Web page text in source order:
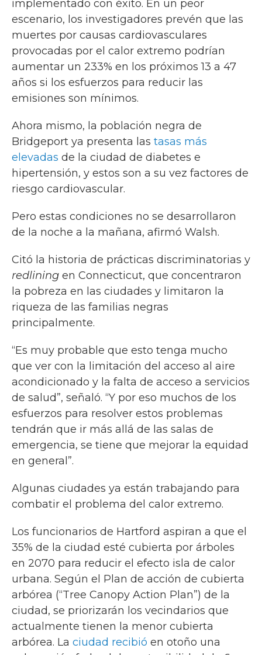
implementado con éxito. En un peor
escenario, los investigadores prevén que las
muertes por causas cardiovasculares
provocadas por el calor extremo podrían
aumentar un 233% en los próximos 13 a 47
años si los esfuerzos para reducir las
emisiones son mínimos.
Ahora mismo, la población negra de
Bridgeport ya presenta las tasas más
elevadas de la ciudad de diabetes e
hipertensión, y estos son a su vez factores de
riesgo cardiovascular.
Pero estas condiciones no se desarrollaron
de la noche a la mañana, afirmó Walsh.
Citó la historia de prácticas discriminatorias y
redlining en Connecticut, que concentraron
la pobreza en las ciudades y limitaron la
riqueza de las familias negras
principalmente.
“Es muy probable que esto tenga mucho
que ver con la limitación del acceso al aire
acondicionado y la falta de acceso a servicios
de salud”, señaló. “Y por eso muchos de los
esfuerzos para resolver estos problemas
tendrán que ir más allá de las salas de
emergencia, se tiene que mejorar la equidad
en general”.
Algunas ciudades ya están trabajando para
combatir el problema del calor extremo.
Los funcionarios de Hartford aspiran a que el
35% de la ciudad esté cubierta por árboles
en 2070 para reducir el efecto isla de calor
urbana. Según el Plan de acción de cubierta
arbórea (“Tree Canopy Action Plan”) de la
ciudad, se priorizarán los vecindarios que
actualmente tienen la menor cubierta
arbórea. La ciudad recibió en otoño una